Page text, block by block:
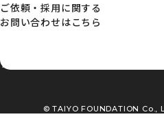
ご依頼・採用に関する
お問い合わせはこちら
TEL : 03-3663-5561
© TAIYO FOUNDATION